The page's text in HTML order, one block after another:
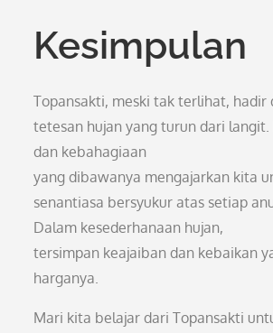
Kesimpulan
Topansakti, meski tak terlihat, hadir
tetesan hujan yang turun dari
dan kebahagiaan
yang dibawanya mengajarkan kita
senantiasa bersyukur atas setiap
Dalam kesederhanaan hujan,
tersimpan keajaiban dan kebaikan
harganya.
Mari kita belajar dari Topansakti